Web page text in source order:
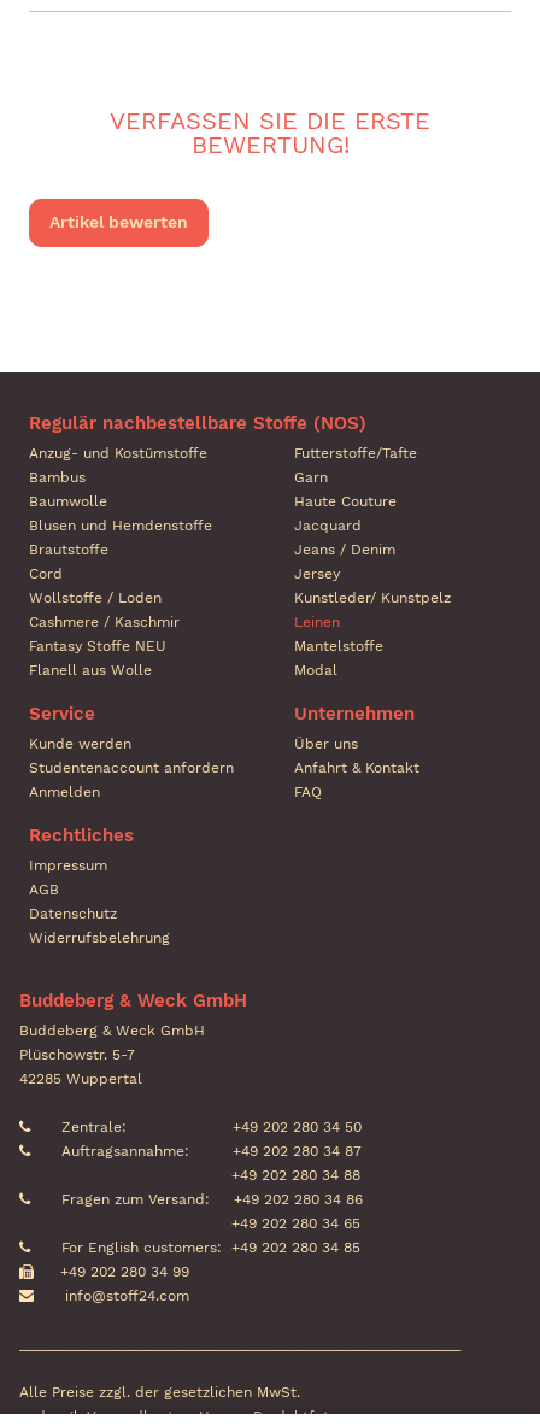
VERFASSEN SIE DIE ERSTE
BEWERTUNG!
Artikel bewerten
Regulär nachbestellbare Stoffe (NOS)
Anzug- und Kostümstoffe
Bambus
Baumwolle
Blusen und Hemdenstoffe
Brautstoffe
Cord
Wollstoffe / Loden
Cashmere / Kaschmir
Fantasy Stoffe NEU
Flanell aus Wolle
Futterstoffe/Tafte
Garn
Haute Couture
Jacquard
Jeans / Denim
Jersey
Kunstleder/ Kunstpelz
Leinen
Mantelstoffe
Modal
Service
Kunde werden
Studentenaccount anfordern
Anmelden
Unternehmen
Über uns
Anfahrt & Kontakt
FAQ
Rechtliches
Impressum
AGB
Datenschutz
Widerrufsbelehrung
Buddeberg & Weck GmbH
Buddeberg & Weck GmbH
Plüschowstr. 5-7
42285 Wuppertal
Zentrale:
+49 202 280 34 50
Auftragsannahme:
+49 202 280 34 87
+49 202 280 34 88
Fragen zum Versand:
+49 202 280 34 86
+49 202 280 34 65
For English customers:
+49 202 280 34 85
+49 202 280 34 99
info@stoff24.com
Alle Preise zzgl. der gesetzlichen MwSt.
und zzgl. Versandkosten. Unsere Produktfotos